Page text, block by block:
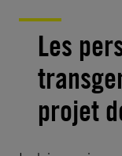
Les
projet